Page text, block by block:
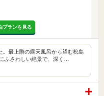
プランを見る
最上階の露天風呂から望む松島
ふさわしい絶景で、深く…